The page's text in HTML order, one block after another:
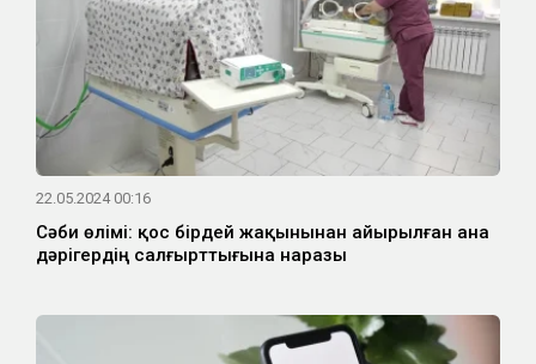
22.05.2024 00:16
Сәби өлімі: қос бірдей жақынынан айырылған ана
дәрігердің салғырттығына наразы